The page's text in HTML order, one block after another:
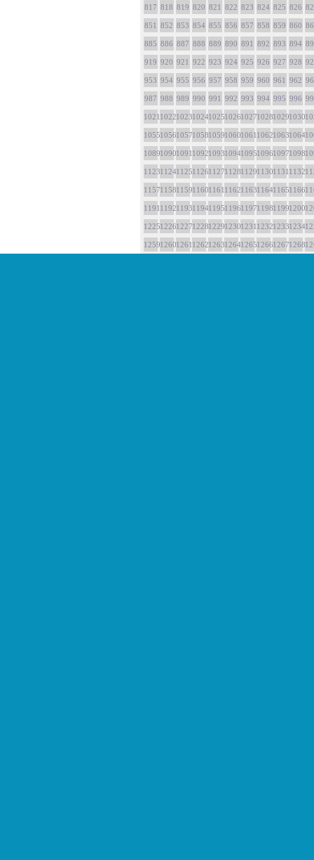
817 818 819 820 821 822 823 824 825 826
851 852 853 854 855 856 857 858 859 860
885 886 887 888 889 890 891 892 893 894
919 920 921 922 923 924 925 926 927 928
953 954 955 956 957 958 959 960 961 962
987 988 989 990 991 992 993 994 995 996
1021102210231024102510261027102810291030
1055105610571058105910601061106210631064
1089109010911092109310941095109610971098
1123112411251126112711281129113011311132
1157115811591160116111621163116411651166
1191119211931194119511961197119811991200
1225122612271228122912301231123212331234
1259126012611262126312641265126612671268